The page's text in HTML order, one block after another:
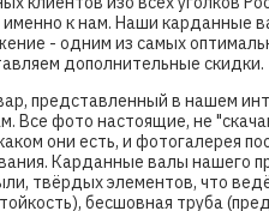
именно к нам. Наши карданные
- одним из самых
дополнительные скидки.
представленный в нашем
Все фото настоящие, не
они есть, и фотогалерея
Карданные валы нашего
твёрдых элементов, что
бесшовная труба